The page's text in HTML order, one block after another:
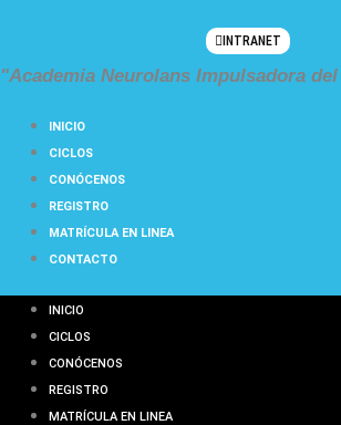
contenido
INTRANET
"Academia Neurolans Impulsadora
INICIO
CICLOS
CONÓCENOS
REGISTRO
MATRÍCULA EN LINEA
CONTACTO
INICIO
CICLOS
CONÓCENOS
REGISTRO
MATRÍCULA EN LINEA